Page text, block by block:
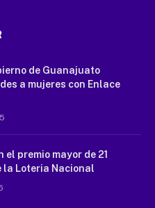
de Guanajuato
a mujeres con Enlace
el premio mayor de 21
la Loteria Nacional